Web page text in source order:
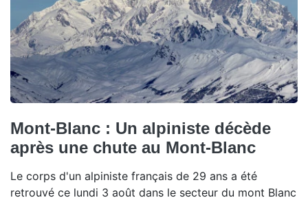
Mont-Blanc : Un alpiniste décède
après une chute au Mont-Blanc
Le corps d'un alpiniste français de 29 ans a été
retrouvé ce lundi 3 août dans le secteur du mont Blanc